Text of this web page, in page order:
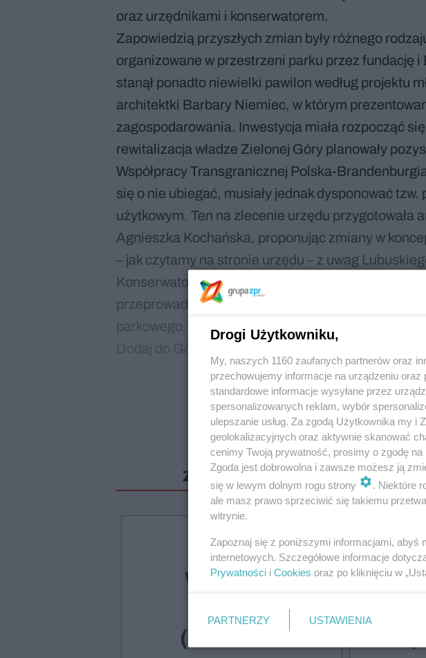
oraz urzędnikami i konserwatorem.
Zapowiedzią przyszłych zmian były różnego
organizowane w przestrzeni parku przez fundację i
stanął ponadto niewielki pawilon według projektu
architektki Barbary Niemiec, w którym
zagospodarowania. Inwestycja miała rozpocząć
rewitalizacja władze Zielonej Góry planowały
Współpracy Transgranicznej Polska-
się o nie ubiegać, musiały jednak dysponować
użytkowym. Ten na zlecenie urzędu przygotowała
Agnieszka Kochańska, proponując zmiany w
– jak czytamy na stronie urzędu – z uwag
Konserwatora Zabytków, Biura Ogrodnika
przeprowadzonych w oparciu o szczegółową
parkowego.
Dodaj do Google
Zostało jeszcze do
Druk +
Wydanie
(dostawa
Drogi Użytkowniku,
My, naszych 1160 zaufanych partnerów oraz
przechowujemy informacje na urządzeniu
standardowe informacje wysyłane przez
spersonalizowanych reklam, wybór
ulepszanie usług. Za zgodą Użytkownika my i
geolokalizacyjnych oraz aktywnie skanować
cenimy Twoją prywatność, prosimy o zgodę
Zgoda jest dobrowolna i zawsze możesz ją
się w lewym dolnym rogu strony
. Niektóre
ale masz prawo sprzeciwić się takiemu
witrynie.
Zapoznaj się z poniższymi informacjami, abyś
internetowych. Szczegółowe informacje
Prywatności i Cookies oraz po kliknięciu w
PARTNERZY USTAWIENIA